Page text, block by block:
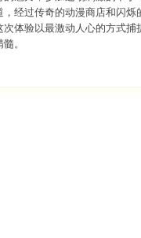
经过传奇的动漫商店和闪烁
体验以最激动人心的方式捕
。